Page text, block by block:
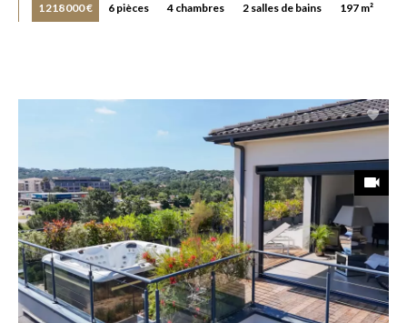
1 218 000 € 6 pièces 4 chambres 2 salles de bains 197 m²